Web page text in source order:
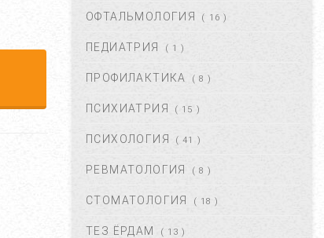
БЎЛДИ. НИМА ҚИЛМОҚ
ОКТ 01, 2017
НЕГА КАТТАЛАШАДИ?...
ПОЛИАРТРИТ. ТУРЛАРИ.
ДАВОЛАШ....
ОФТАЛЬМОЛОГИЯ ( 16 )
ПЕДИАТРИЯ ( 1 )
ПРОФИЛАКТИКА ( 8 )
ПСИХИАТРИЯ ( 15 )
ПСИХОЛОГИЯ ( 41 )
РЕВМАТОЛОГИЯ ( 8 )
СТОМАТОЛОГИЯ ( 18 )
ТЕЗ ЁРДАМ ( 13 )